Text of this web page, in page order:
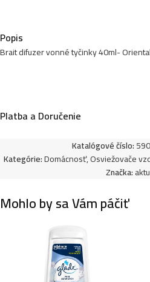
Popis
Brait difuzer vonné tyčinky 40ml-
Platba a Doručenie
Katalógové číslo:
Kategórie:Domácnosť,Osviežovače
Značka:
Mohlo by sa Vám páčiť